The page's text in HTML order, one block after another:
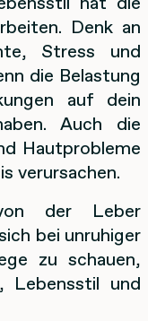
Denk an
Stress und
die Belastung
auf dein
Auch die
Hautprobleme
verursachen.
der Leber
bei unruhiger
zu schauen,
Lebensstil und